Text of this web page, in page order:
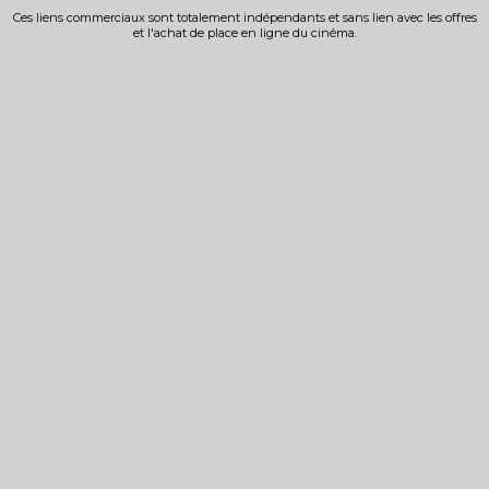
Ces liens commerciaux sont totalement indépendants et sans lien avec les offres
et l'achat de place en ligne du cinéma.